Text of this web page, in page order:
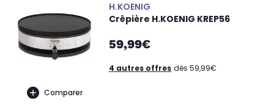
Comparer
H.KOENIG
Crêpière H.KOENIG KREP56
59,99€
4 autres offres dès 59,99€